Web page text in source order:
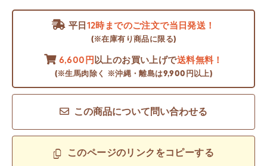
平日 12時までのご注文で当日発送！
(※在庫有り商品に限る)
6,600円 以上のお買い上げで送料無料！
(※生馬肉除く ※沖縄・離島は9,900円以上)
この商品について問い合わせる
このページのリンクをコピーする